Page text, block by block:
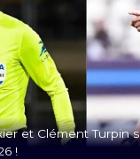
et Clément Turpin
!